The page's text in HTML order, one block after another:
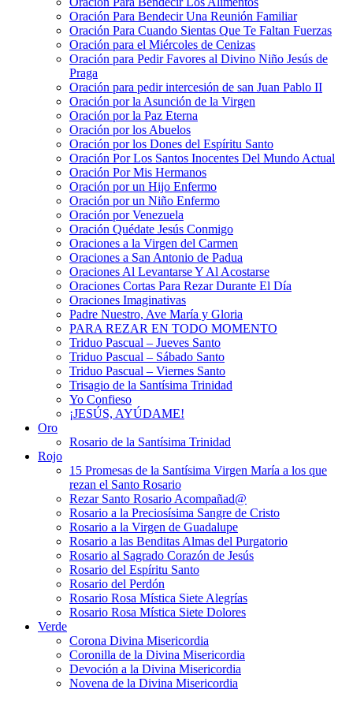
Oración Para Bendecir Una Reunión Familiar
Oración Para Cuando Sientas Que Te Faltan Fuerzas
Oración para el Miércoles de Cenizas
Oración para Pedir Favores al Divino Niño Jesús de
Praga
Oración para pedir intercesión de san Juan Pablo II
Oración por la Asunción de la Virgen
Oración por la Paz Eterna
Oración por los Abuelos
Oración por los Dones del Espíritu Santo
Oración Por Los Santos Inocentes Del Mundo Actual
Oración Por Mis Hermanos
Oración por un Hijo Enfermo
Oración por un Niño Enfermo
Oración por Venezuela
Oración Quédate Jesús Conmigo
Oraciones a la Virgen del Carmen
Oraciones a San Antonio de Padua
Oraciones Al Levantarse Y Al Acostarse
Oraciones Cortas Para Rezar Durante El Día
Oraciones Imaginativas
Padre Nuestro, Ave María y Gloria
PARA REZAR EN TODO MOMENTO
Triduo Pascual – Jueves Santo
Triduo Pascual – Sábado Santo
Triduo Pascual – Viernes Santo
Trisagio de la Santísima Trinidad
Yo Confieso
¡JESÚS, AYÚDAME!
Oro
Rosario de la Santísima Trinidad
Rojo
15 Promesas de la Santísima Virgen María a los que
rezan el Santo Rosario
Rezar Santo Rosario Acompañad@
Rosario a la Preciosísima Sangre de Cristo
Rosario a la Virgen de Guadalupe
Rosario a las Benditas Almas del Purgatorio
Rosario al Sagrado Corazón de Jesús
Rosario del Espíritu Santo
Rosario del Perdón
Rosario Rosa Mística Siete Alegrías
Rosario Rosa Mística Siete Dolores
Verde
Corona Divina Misericordia
Coronilla de la Divina Misericordia
Devoción a la Divina Misericordia
Novena de la Divina Misericordia